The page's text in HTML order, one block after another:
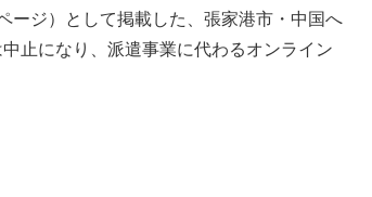
ージ）として掲載した、張家港市・中国へ
止になり、派遣事業に代わるオンライン